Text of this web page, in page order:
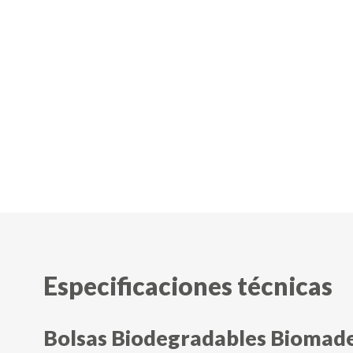
Especificaciones técnicas
Bolsas Biodegradables